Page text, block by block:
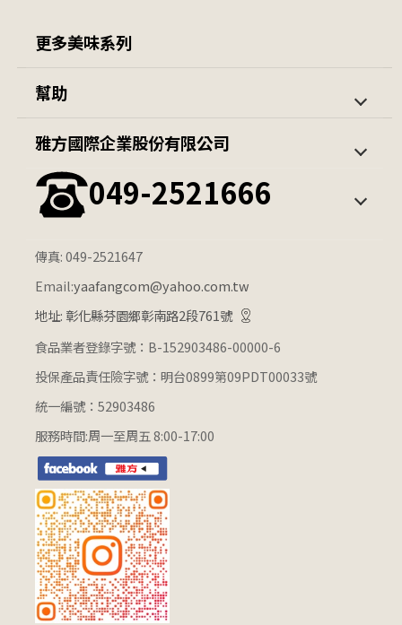
更多美味系列
茱莉亞開團優惠組
火鍋料系列
薯條 / 蔬菜
雪糕/冰棒
公升冰淇淋
其他冰品
幫助
第一次購買
訂單查詢
會員中心
雅方國際企業股份有限公司
049-2521666
傳真: 049-2521647
Email:yaafangcom@yahoo.com.tw
地址: 彰化縣芬園鄉彰南路2段761號
食品業者登錄字號：B-152903486-00000-6
投保產品責任險字號：明台0899第09PDT00033號
統一編號：52903486
服務時間:周一至周五 8:00-17:00